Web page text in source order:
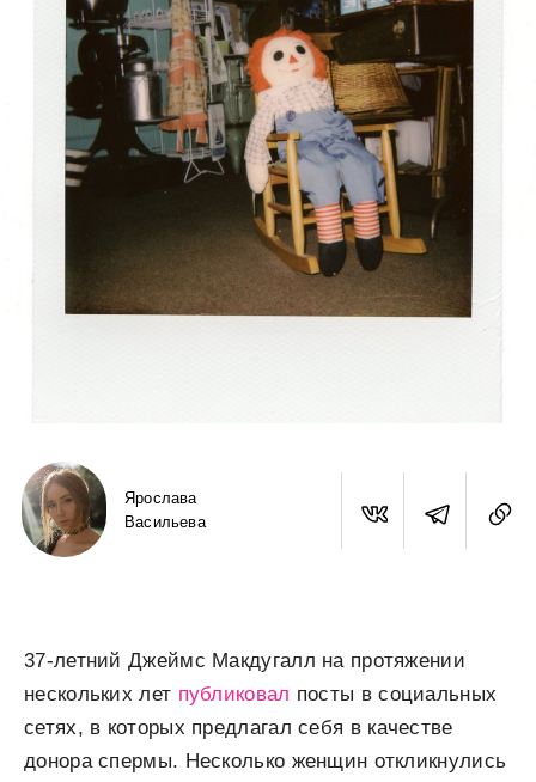
Ярослава
Васильева
37-летний Джеймс Макдугалл на протяжении
нескольких лет публиковал посты в социальных
сетях, в которых предлагал себя в качестве
донора спермы. Несколько женщин откликнулись